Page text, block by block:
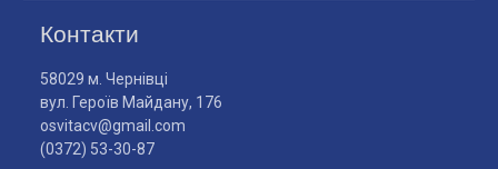
Контакти
58029 м. Чернівці
вул. Героїв Майдану, 176
osvitacv@gmail.com
(0372) 53-30-87